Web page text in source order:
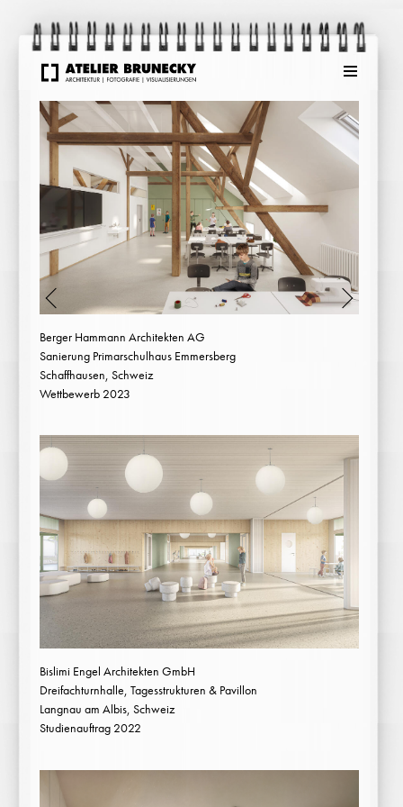
Berger Hammann Architekten AG
Sanierung Primarschulhaus Emmersberg
Schaffhausen, Schweiz
Wettbewerb 2023
Bislimi Engel Architekten GmbH
Dreifachturnhalle, Tagesstrukturen & Pavillon
Langnau am Albis, Schweiz
Studienauftrag 2022